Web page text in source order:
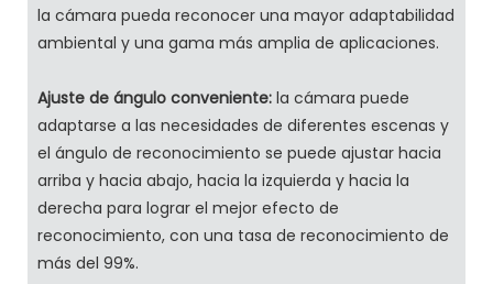
la cámara pueda reconocer una mayor adaptabilidad
ambiental y una gama más amplia de aplicaciones.
Ajuste de ángulo conveniente:la cámara puede
adaptarse a las necesidades de diferentes escenas y
el ángulo de reconocimiento se puede ajustar hacia
arriba y hacia abajo, hacia la izquierda y hacia la
derecha para lograr el mejor efecto de
reconocimiento, con una tasa de reconocimiento de
más del 99%.